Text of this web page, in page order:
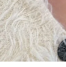
誕生石
モチーフ